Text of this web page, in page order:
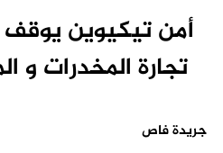
أمن تيكيوين
تجارة المخدرات و
جريدة فاص